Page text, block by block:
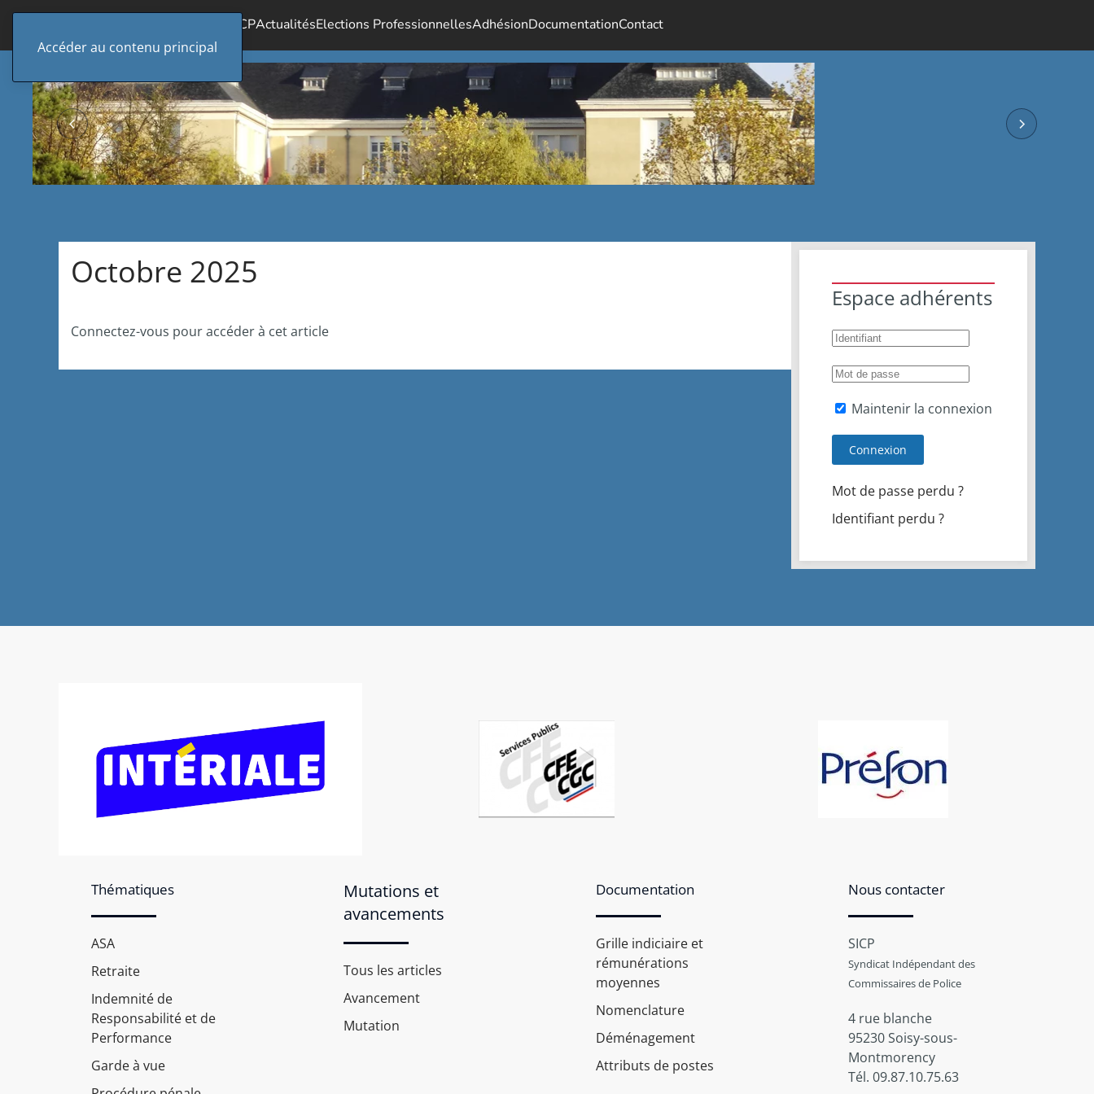
Accéder au contenu principal
Le SICPActualitésElections ProfessionnellesAdhésionDocumentationContact
Octobre 2025
Connectez-vous pour accéder à cet article
Espace adhérents
Maintenir la connexion
Connexion
Mot de passe perdu ?
Identifiant perdu ?
Thématiques
ASA
Retraite
Indemnité de
Responsabilité et de
Performance
Garde à vue
Mutations et
avancements
Tous les articles
Avancement
Mutation
Documentation
Grille indiciaire et
rémunérations
moyennes
Nomenclature
Déménagement
Attributs de postes
Nous contacter
SICP
Syndicat Indépendant des
Commissaires de Police
4 rue blanche
95230 Soisy-sous-
Montmorency
Tél. 09.87.10.75.63